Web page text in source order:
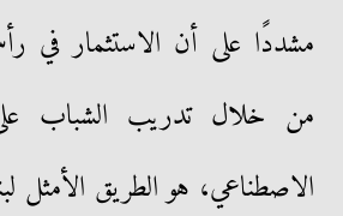
مشددًا على أن الاستثمار في
من خلال تدريب الشباب
الاصطناعي، هو الطريق الأمثل